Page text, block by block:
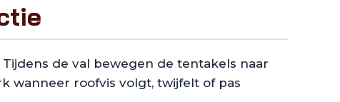
de val bewegen de tentakels naar
wanneer roofvis volgt, twijfelt of pas